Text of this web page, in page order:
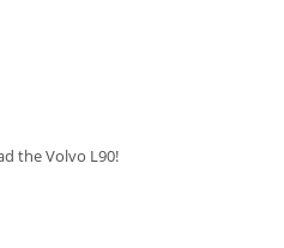
the Volvo L90!